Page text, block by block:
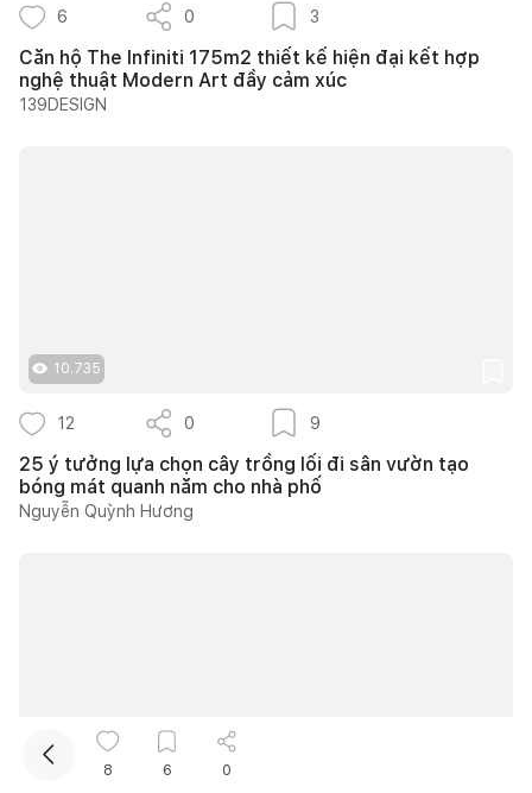
6 0 3
Căn hộ The Infiniti 175m2 thiết kế hiện đại kết hợp
nghệ thuật Modern Art đầy cảm xúc
139DESIGN
10.735
12 0 9
25 ý tưởng lựa chọn cây trồng lối đi sân vườn tạo
bóng mát quanh năm cho nhà phố
Nguyễn Quỳnh Hương
8 6 0
Kết nối thiết kế, thi công